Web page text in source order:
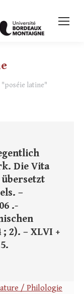
"poséie latine"
Die Vita
–
.-
2). – XLVI +
/ Philologie